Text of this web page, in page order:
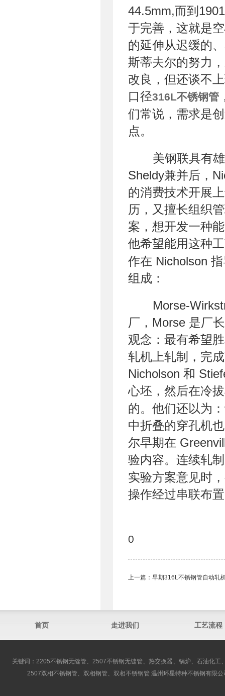
44.5mm,而到
于完善，这就是
的延伸从迟缓的
斯蒂夫尔的努力
改良，但还谈不
口径316L不锈钢管
们常说，需求是
点。
美钢联具有
Sheldy兼并后，
的消费技术开展
历，又擅长组织
案，想开发一种
他希望能用这种
作在 Nicholson
组成：
Morse-
厂，Morse 是厂
观念：最有希望
轧机上轧制，完
Nicholson 和
心坯，然后在冷
的。他们还以为
中折叠的穿孔机
尔早期在
验内容。连续轧
实验方案意见时
操作经过串联布
0
上一篇： 早期316L不锈钢管自动轧
首页 走进我们 工艺流程
关键词：2205不锈钢无缝管、2507不锈钢无缝管、热交换器、锅炉、石油化
2507双相不锈钢管、双相钢管、双相不锈钢管 温州环星特种不锈钢有限